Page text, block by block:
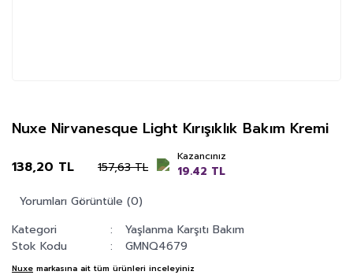
Nuxe Nirvanesque Light Kırışıklık Bakım Kremi
138,20 TL 157,63 TL
Kazancınız
19.42 TL
Yorumları Görüntüle (0)
Kategori
Yaşlanma Karşıtı Bakım
Stok Kodu
GMNQ4679
Nuxe markasına ait tüm ürünleri inceleyiniz